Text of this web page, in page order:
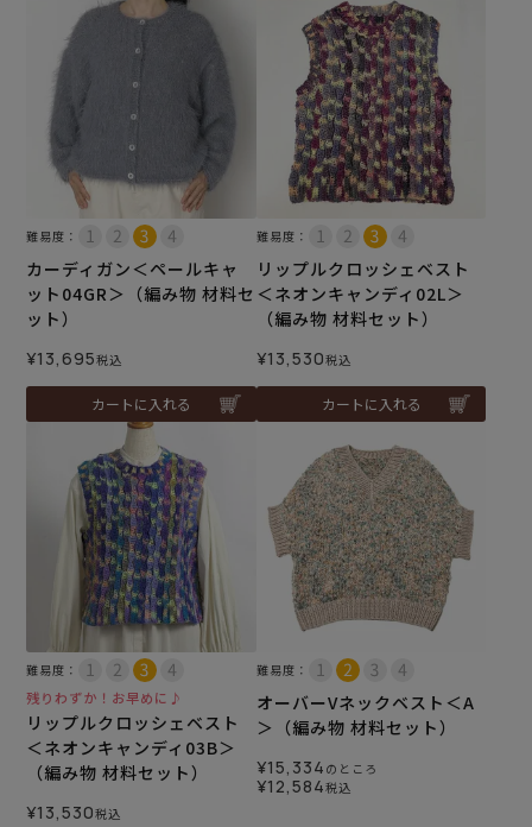
難易度：
カーディガン＜ペールキャ
ット04GR＞（編み物 材料セ
ット）
¥13,695税込
カートに入れる
難易度：
リップルクロッシェベスト
＜ネオンキャンディ02L＞
（編み物 材料セット）
¥13,530税込
カートに入れる
難易度：
残りわずか！お早めに♪
リップルクロッシェベスト
＜ネオンキャンディ03B＞
（編み物 材料セット）
¥13,530税込
難易度：
オーバーVネックベスト＜A
＞（編み物 材料セット）
¥15,334 のところ
¥12,584税込